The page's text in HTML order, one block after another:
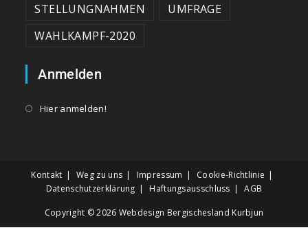
STELLUNGNAHMEN
UMFRAGE
WAHLKAMPF-2020
Anmelden
Hier anmelden!
Kontakt Weg zu uns Impressum
Cookie-Richtlinie
Datenschutzerklärung
Haftungsausschluss AGB
Copyright © 2026 Webdesign Bergischesland Kurbjun